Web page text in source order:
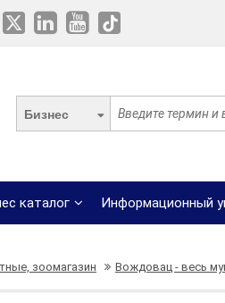
Бизнес
каталог Информационный
зоомагазин Вождовац - весь